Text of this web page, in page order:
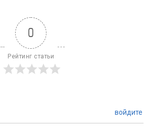
0
Рейтинг статьи
войдите